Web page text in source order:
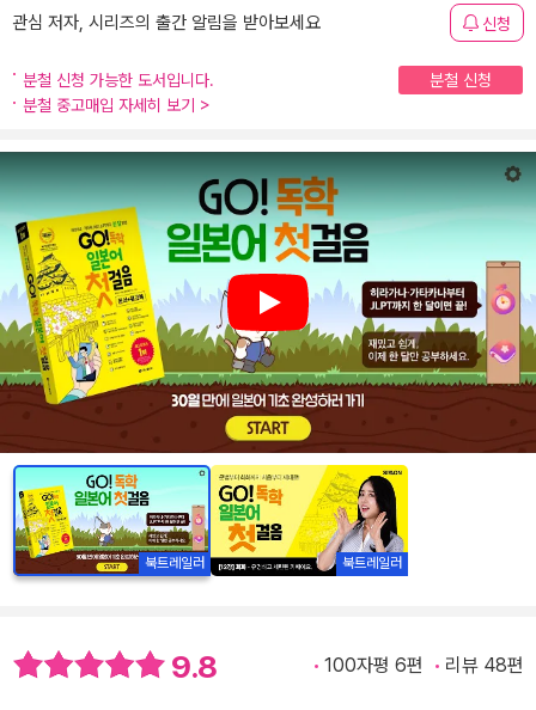
관심 저자, 시리즈의 출간 알림을 받아보세요 신청
분철 신청 가능한 도서입니다.
분철 신청
분철 중고매입 자세히 보기 >
Play
북트레일러 북트레일러
9.8 100자평 6편 리뷰 48편